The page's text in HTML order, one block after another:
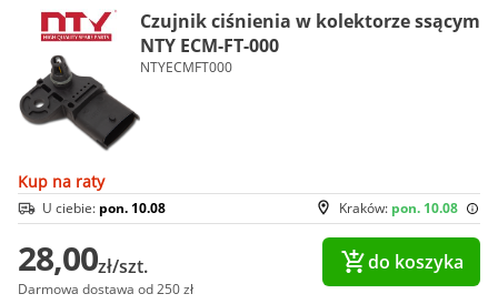
Czujnik ciśnienia w kolektorze ssącym
NTY ECM-FT-000
NTYECMFT000
Kup na raty
Kraków: pon. 10.08
U ciebie: pon. 10.08
28,00zł/szt.
Darmowa dostawa od 250 zł
do koszyka